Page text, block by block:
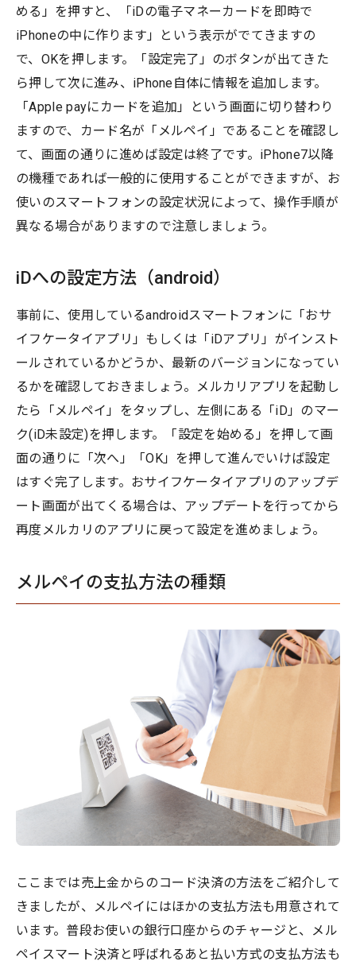
める」を押すと、「iDの電子マネーカードを即時で
iPhoneの中に作ります」という表示がでてきますの
で、OKを押します。「設定完了」のボタンが出てきた
ら押して次に進み、iPhone自体に情報を追加します。
「Apple payにカードを追加」という画面に切り替わり
ますので、カード名が「メルペイ」であることを確認し
て、画面の通りに進めば設定は終了です。iPhone7以降
の機種であれば一般的に使用することができますが、お
使いのスマートフォンの設定状況によって、操作手順が
異なる場合がありますので注意しましょう。
iDへの設定方法（android）
事前に、使用しているandroidスマートフォンに「おサ
イフケータイアプリ」もしくは「iDアプリ」がインスト
ールされているかどうか、最新のバージョンになってい
るかを確認しておきましょう。メルカリアプリを起動し
たら「メルペイ」をタップし、左側にある「iD」のマー
ク(iD未設定)を押します。「設定を始める」を押して画
面の通りに「次へ」「OK」を押して進んでいけば設定
はすぐ完了します。おサイフケータイアプリのアップデ
ート画面が出てくる場合は、アップデートを行ってから
再度メルカリのアプリに戻って設定を進めましょう。
メルペイの支払方法の種類
ここまでは売上金からのコード決済の方法をご紹介して
きましたが、メルペイにはほかの支払方法も用意されて
います。普段お使いの銀行口座からのチャージと、メル
ペイスマート決済と呼ばれるあと払い方式の支払方法も